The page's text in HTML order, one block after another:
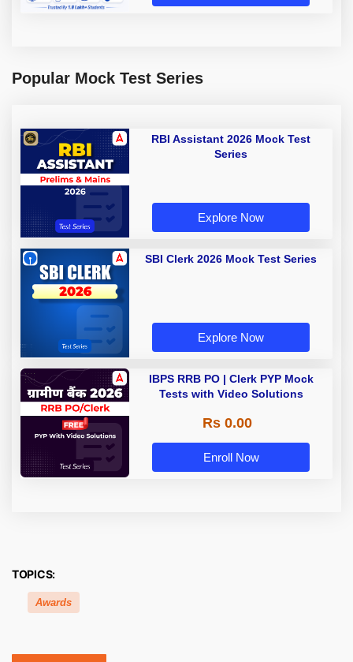
Popular Mock Test Series
RBI Assistant 2026 Mock Test
Series
Explore Now
SBI Clerk 2026 Mock Test Series
Explore Now
IBPS RRB PO | Clerk PYP Mock
Tests with Video Solutions
Rs 0.00
Enroll Now
TOPICS:
Awards